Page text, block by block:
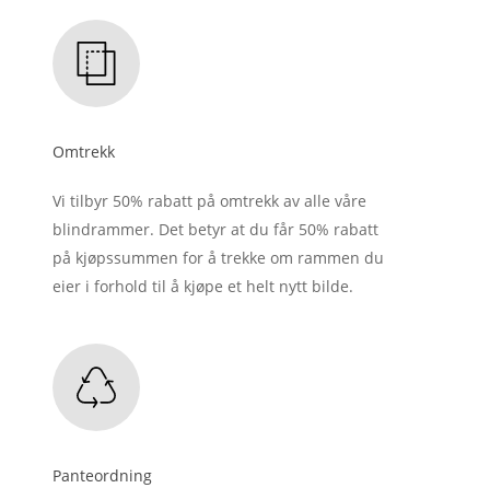
Omtrekk
Vi tilbyr 50% rabatt på omtrekk av alle våre
blindrammer. Det betyr at du får 50% rabatt
på kjøpssummen for å trekke om rammen du
eier i forhold til å kjøpe et helt nytt bilde.
Panteordning